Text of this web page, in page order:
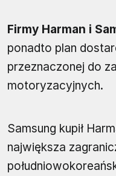
Firmy Harman i
ponadto plan
przeznaczonej do
motoryzacyjnych.
Samsung kupił
największa